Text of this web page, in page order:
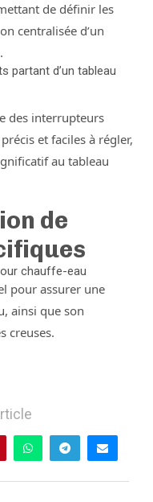
de définir les
centralisée d’un
partant d’un tableau
des interrupteurs
et faciles à régler,
au tableau
de
chauffe-eau
pour assurer une
ainsi que son
creuses.